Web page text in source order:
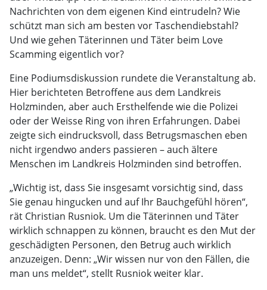
Nachrichten von dem eigenen Kind eintrudeln? Wie
schützt man sich am besten vor Taschendiebstahl?
Und wie gehen Täterinnen und Täter beim Love
Scamming eigentlich vor?
Eine Podiumsdiskussion rundete die Veranstaltung ab.
Hier berichteten Betroffene aus dem Landkreis
Holzminden, aber auch Ersthelfende wie die Polizei
oder der Weisse Ring von ihren Erfahrungen. Dabei
zeigte sich eindrucksvoll, dass Betrugsmaschen eben
nicht irgendwo anders passieren – auch ältere
Menschen im Landkreis Holzminden sind betroffen.
„Wichtig ist, dass Sie insgesamt vorsichtig sind, dass
Sie genau hingucken und auf Ihr Bauchgefühl hören“,
rät Christian Rusniok. Um die Täterinnen und Täter
wirklich schnappen zu können, braucht es den Mut der
geschädigten Personen, den Betrug auch wirklich
anzuzeigen. Denn: „Wir wissen nur von den Fällen, die
man uns meldet“, stellt Rusniok weiter klar.